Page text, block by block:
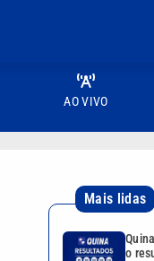
AO VIVO
Mais lidas
o